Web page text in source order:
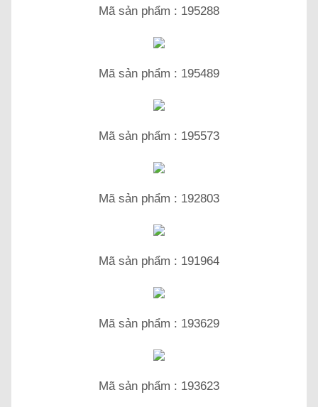
Mã sản phẩm : 195288
Mã sản phẩm : 195489
Mã sản phẩm : 195573
Mã sản phẩm : 192803
Mã sản phẩm : 191964
Mã sản phẩm : 193629
Mã sản phẩm : 193623